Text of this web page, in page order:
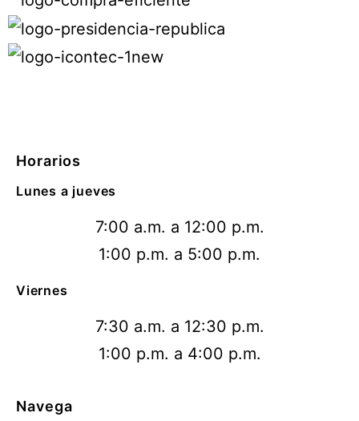
Horarios
Lunes a jueves
7:00 a.m. a 12:00 p.m.
1:00 p.m. a 5:00 p.m.
Viernes
7:30 a.m. a 12:30 p.m.
1:00 p.m. a 4:00 p.m.
Navega